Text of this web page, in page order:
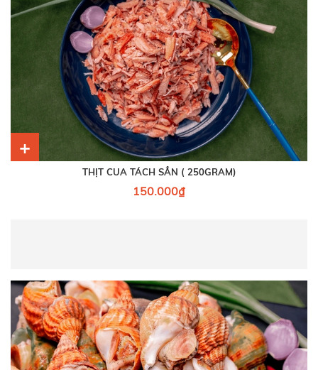
+
THỊT CUA TÁCH SẲN ( 250GRAM)
150.000₫